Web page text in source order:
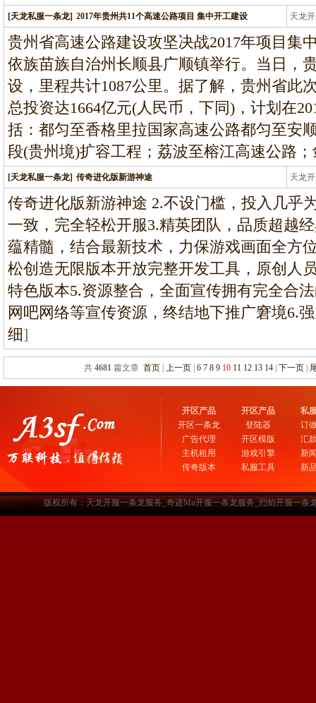
[天龙私服一条龙] 2017年贵州共11个高速公路项目 集中开工建设 天龙
龙
贵州省高速公路建设攻坚决战2017年项目集
依族苗族自治州长顺县广顺镇举行。当日，
设，里程共计1087公里。据了解，贵州省此
总投资达1664亿元(人民币，下同)，计划在
括：都匀至香格里拉国家高速公路都匀至安
段(贵州境)扩容工程；荔波至榕江高速公路；
[天龙私服一条龙] 传奇进化版新游神途 天龙
龙
传奇进化版新游神途 2.不设门槛，投入几乎
一致，完全轻松开服3.精英团队，品质超越
蕴精髓，结合最新技术，力保游戏画面全方
松创造无限版本开放完整开发工具，原创人
特色版本5.资源整合，全面宣传拥有完全合
网吧网络等宣传资源，终结地下推广窘境6.
细]
共 4681篇文章 首页| 上一页| 6 7 8 9 10 11 12 13 14| 下一页|
开区产品
开区一条龙
广告代理
主机租用
传奇版本
开区产品
登陆器
开区模版
游戏引擎
私服工具
私
订
汇
新
新
版权所有：天龙开服一条龙服务_奇迹Mu开服一条龙服务_烈焰开服一条